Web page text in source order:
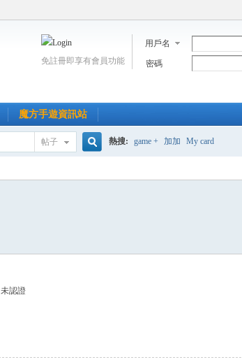
用戶名
密碼
免註冊即享有會員功能
魔方手遊資訊站
帖子 熱搜: game + 加加 My card
未認證